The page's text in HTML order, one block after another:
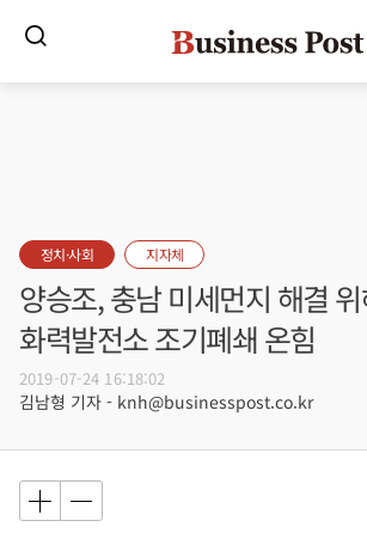
정치·사회 지자체
양승조, 충남 미세먼지 해결
화력발전소 조기폐쇄 온힘
2019-07-24 16:18:02
김남형 기자 - knh@businesspost.co.kr